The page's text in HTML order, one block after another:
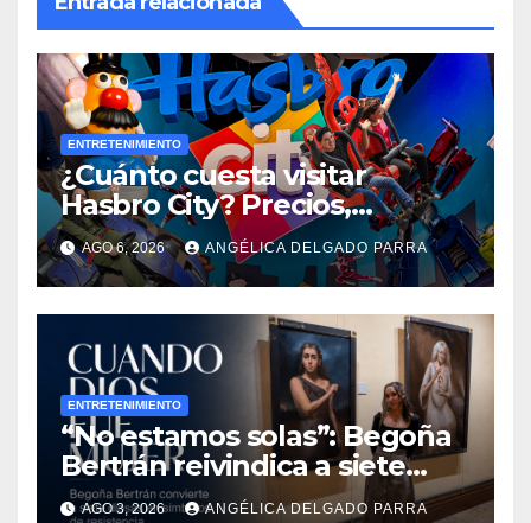
ENTRETENIMIENTO
¿Cuánto cuesta visitar
Hasbro City? Precios,
atracciones y actividades de
Summer Fest
AGO 6, 2026 ANGÉLICA DELGADO PARRA
ENTRETENIMIENTO
“No estamos solas”: Begoña
Bertrán reivindica a siete
diosas en “Cuando Dios fue
AGO 3, 2026 ANGÉLICA DELGADO PARRA